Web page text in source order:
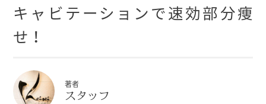
キャビテーションで速効部分痩
せ！
著者
スタッフ